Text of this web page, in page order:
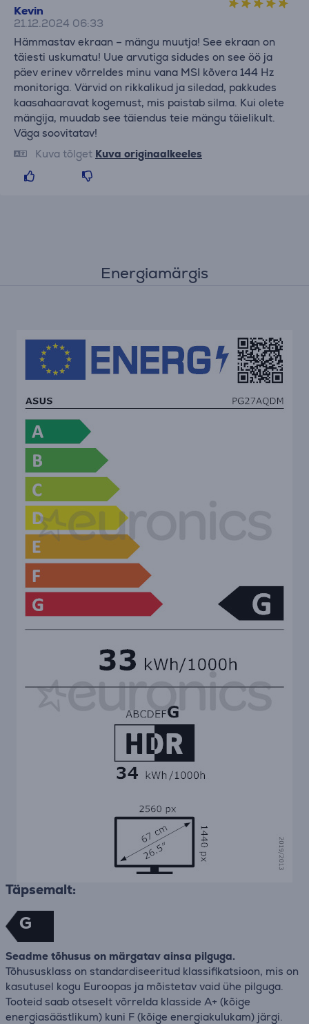
Kevin
21.12.2024 06:33
Hämmastav ekraan – mängu muutja! See ekraan on
täiesti uskumatu! Uue arvutiga sidudes on see öö ja
päev erinev võrreldes minu vana MSI kõvera 144 Hz
monitoriga. Värvid on rikkalikud ja siledad, pakkudes
kaasahaaravat kogemust, mis paistab silma. Kui olete
mängija, muudab see täiendus teie mängu täielikult.
Väga soovitatav!
Kuva tõlget Kuva originaalkeeles
Energiamärgis
Täpsemalt:
G
Seadme tõhusus on märgatav ainsa pilguga.
Tõhususklass on standardiseeritud klassifikatsioon, mis on
kasutusel kogu Euroopas ja mõistetav vaid ühe pilguga.
Tooteid saab otseselt võrrelda klasside A+ (kõige
energiasäästlikum) kuni F (kõige energiakulukam) järgi.